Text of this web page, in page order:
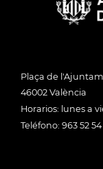
Plaça de
46002 València
Horarios: lunes a
Teléfono: 963 52